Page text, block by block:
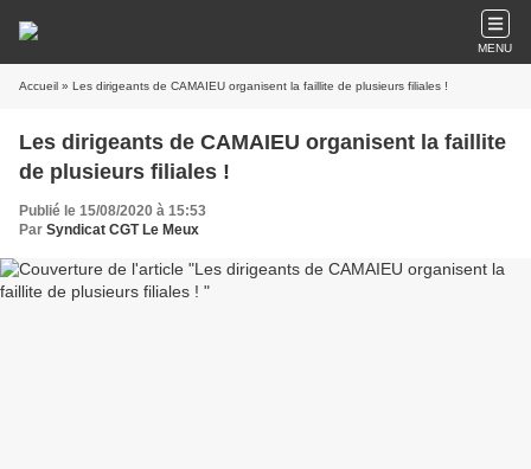
MENU
Accueil » Les dirigeants de CAMAIEU organisent la faillite de plusieurs filiales !
Les dirigeants de CAMAIEU organisent la faillite
de plusieurs filiales !
Publié le 15/08/2020 à 15:53
Par Syndicat CGT Le Meux